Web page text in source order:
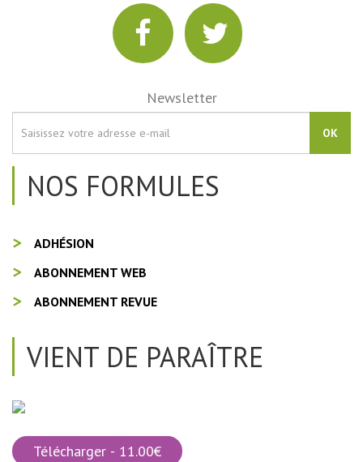
Newsletter
OK
NOS FORMULES
ADHÉSION
ABONNEMENT WEB
ABONNEMENT REVUE
VIENT DE PARAÎTRE
Télécharger - 11.00€